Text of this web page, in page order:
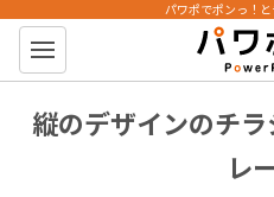
パワポン
パワポでポンっ！
縦のデザインのチ
レ